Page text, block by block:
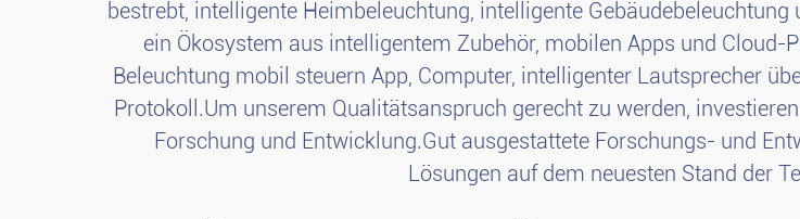
bestrebt, intelligente Heimbeleuchtung, intelligente
ein Ökosystem aus intelligentem Zubehör, mobilen Apps und
Beleuchtung mobil steuern App, Computer, intelligenter Lautsprecher
Protokoll.Um unserem Qualitätsanspruch gerecht zu werden,
Forschung und Entwicklung.Gut ausgestattete Forschungs- und
Lösungen auf dem neuesten Stand der